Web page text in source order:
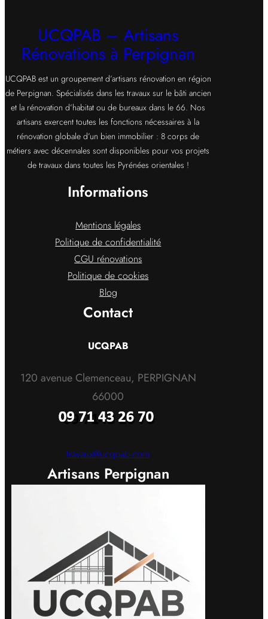
UCQPAB – Artisans
Rénovations à Perpignan
UCQPAB est un groupement d’artisans rénovation en région
de Perpignan. Spécialisés dans les travaux sur le bâti ancien
et la rénovation d’habitat ou de bureaux dans le 66. Nos
artisans exercent toutes les fonctions nécessaires à la
rénovation globale d’un bien immobilier : 8 corps de
métiers avec décennales sont disponibles pour vos projets
de travaux dans toutes les Pyrénées orientales !
Informations
Mentions légales
Politique de confidentialité
CGU rénovations
Politique de cookies
Blog
Contact
UCQPAB
120 avenue Clemenceau, PERPIGNAN
66000
travaux@ucqpab.com
Artisans Perpignan